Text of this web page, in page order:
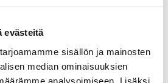
evästeitä
sisällön ja mainosten
median ominaisuuksien
analysoimiseen. Lisäksi